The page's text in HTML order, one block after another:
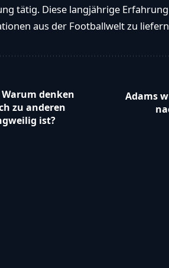
tätig. Diese langjährige
aus der Footballwelt zu
denken
zu anderen
ist?
Adams